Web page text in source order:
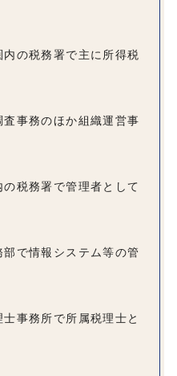
の税務署で主に所得税
事務のほか組織運営事
税務署で管理者として
で情報システム等の管
事務所で所属税理士と